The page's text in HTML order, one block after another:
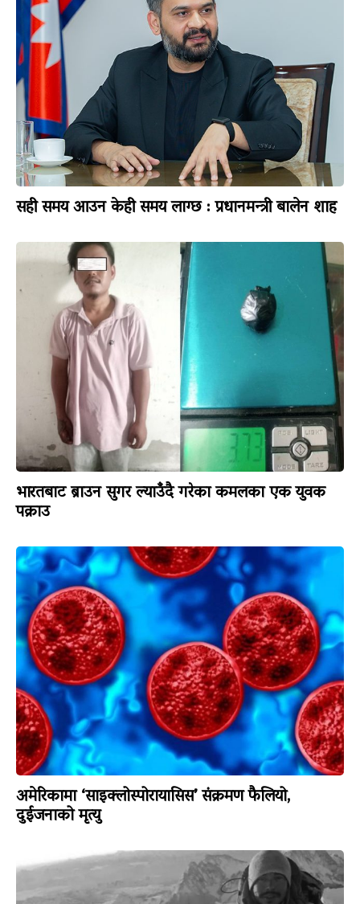
सही समय आउन केही समय लाग्छ : प्रधानमन्त्री बालेन शाह
भारतबाट ब्राउन सुगर ल्याउँदै गरेका कमलका एक युवक
पक्राउ
अमेरिकामा ‘साइक्लोस्पोरायासिस’ संक्रमण फैलियो,
दुईजनाको मृत्यु